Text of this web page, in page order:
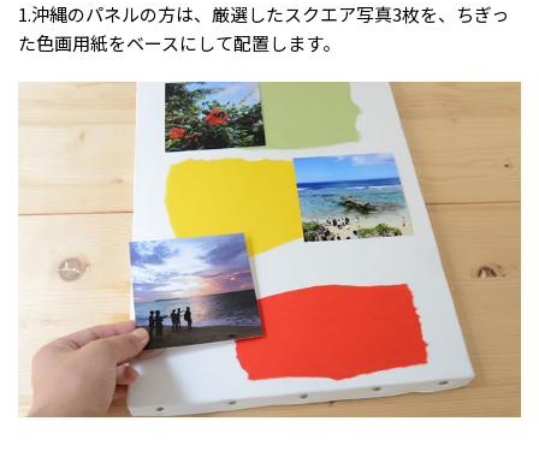
1.沖縄のパネルの方は、厳選したスクエア写真3枚を、ちぎっ
た色画用紙をベースにして配置します。